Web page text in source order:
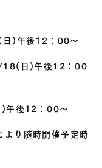
)午後12：00～
18(日)午後12：00
後12：00～
り随時開催予定時